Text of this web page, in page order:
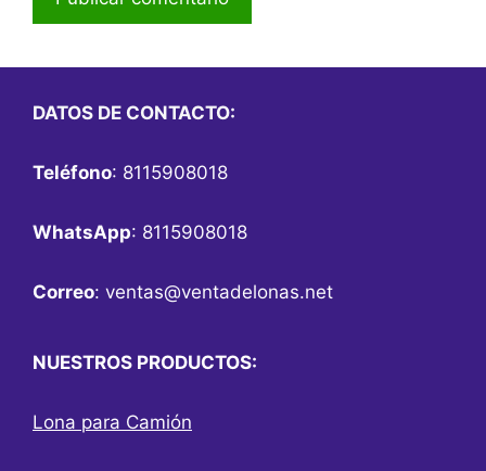
DATOS DE CONTACTO:
Teléfono: 8115908018
WhatsApp: 8115908018
Correo: ventas@ventadelonas.net
NUESTROS PRODUCTOS:
Lona para Camión